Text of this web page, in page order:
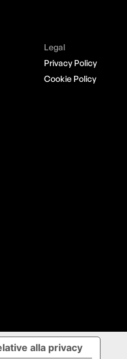
Legal
Privacy Policy
Cookie Policy
alla privacy